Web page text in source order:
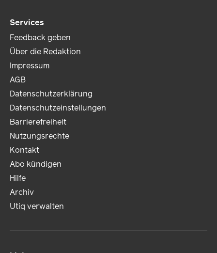
Services
Feedback geben
Über die Redaktion
Impressum
AGB
Datenschutzerklärung
Datenschutzeinstellungen
Barrierefreiheit
Nutzungsrechte
Kontakt
Abo kündigen
Hilfe
Archiv
Utiq verwalten